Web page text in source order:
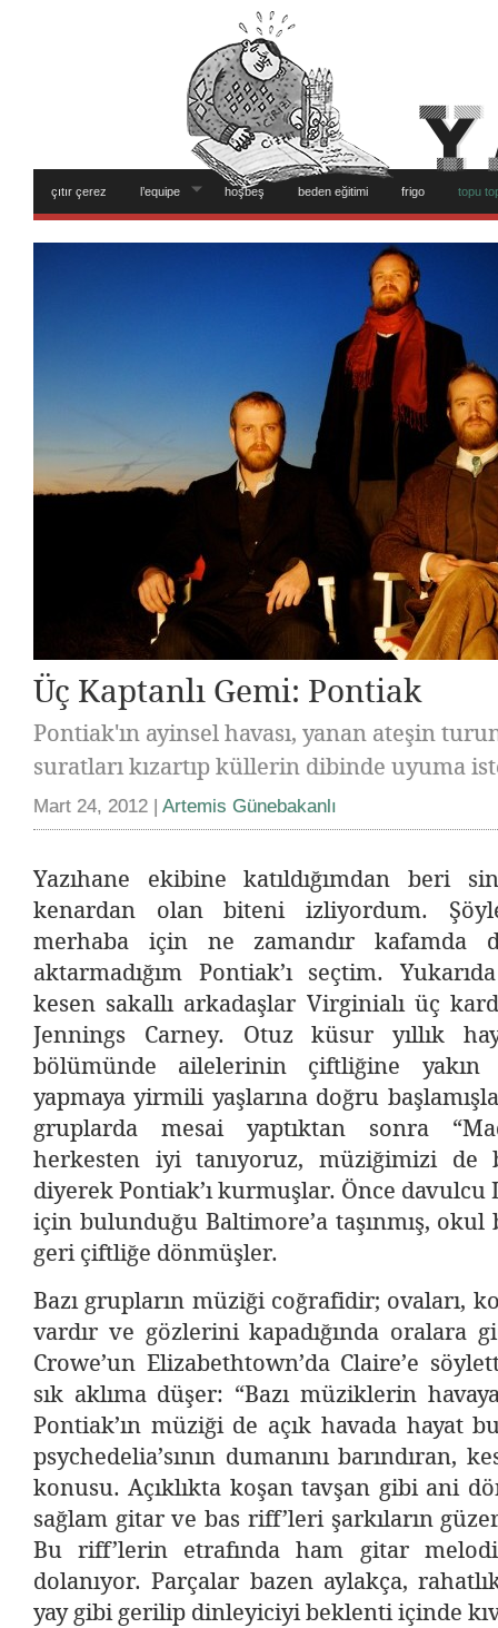
çıtır çerez l’equipe hoşbeş beden eğitimi frigo topu
Üç Kaptanlı Gemi: Pontiak
Pontiak'ın ayinsel havası, yanan ateşin
suratları kızartıp küllerin dibinde uyuma
Mart 24, 2012 | Artemis Günebakanlı
Yazıhane ekibine katıldığımdan beri
kenardan olan biteni izliyordum.
merhaba için ne zamandır kafamda
aktarmadığım Pontiak’ı seçtim.
kesen sakallı arkadaşlar Virginialı üç
Jennings Carney. Otuz küsur yıllık
bölümünde ailelerinin çiftliğine yakın
yapmaya yirmili yaşlarına doğru
gruplarda mesai yaptıktan sonra
herkesten iyi tanıyoruz, müziğimizi de
diyerek Pontiak’ı kurmuşlar. Önce davulcu
için bulunduğu Baltimore’a taşınmış,
geri çiftliğe dönmüşler.
Bazı grupların müziği coğrafidir; ovaları,
vardır ve gözlerini kapadığında oralara
Crowe’un Elizabethtown’da Claire’e
sık aklıma düşer: “Bazı müziklerin
Pontiak’ın müziği de açık havada hayat
psychedelia’sının dumanını barındıran,
konusu. Açıklıkta koşan tavşan gibi ani
sağlam gitar ve bas riff’leri şarkıların
Bu riff’lerin etrafında ham gitar
dolanıyor. Parçalar bazen aylakça,
yay gibi gerilip dinleyiciyi beklenti içinde